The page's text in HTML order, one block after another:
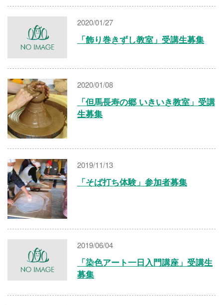
2020/01/27
「飾り巻きずし教室」受講生募集
2020/01/08
「但馬長寿の郷 いきいき教室」受講
生募集
2019/11/13
「そば打ち体験」参加者募集
2019/06/04
「染色アート一日入門講座」受講生
募集